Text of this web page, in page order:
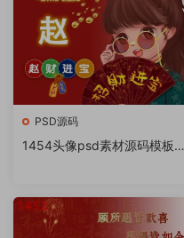
PSD源码
1454头像psd素材源码模板
作教程软件